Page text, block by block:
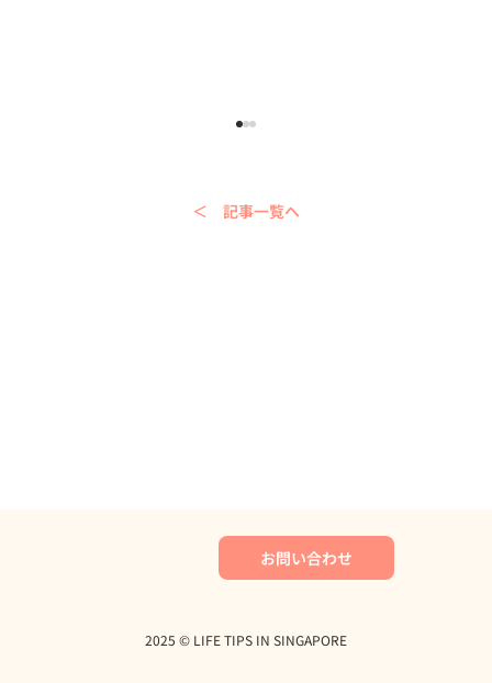
＜ 記事一覧へ
2025 ©︎ LIFE TIPS IN SINGAPORE
お問い合わせ